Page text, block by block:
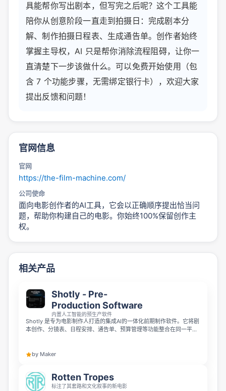
具能帮你写出剧本，但写完之后呢？这个工具能
陪你从创意阶段一直走到拍摄日：完成剧本分
解、制作拍摄日程表、生成通告单。创作者始终
掌握主导权，AI 只是帮你消除流程阻碍，让你一
直清楚下一步该做什么。可以免费开始使用（包
含 7 个功能步骤，无需绑定银行卡），欢迎大家
提出反馈和问题！
官网信息
官网
https://the-film-machine.com/
公司使命
面向电影创作者的AI工具，它会以正确顺序提出恰当问
题，帮助你构建自己的电影。你始终100%保留创作主
权。
相关产品
Shotly - Pre-
Production Software
内置人工智能的预生产软件
Shotly 是专为电影制作人打造的集成AI的一体化前期制作软件。它将剧
本创作、分镜表、日程安排、通告单、预算管理等功能整合在同一平
by Maker
Rotten Tropes
标注了其套路和文化叙事的新电影